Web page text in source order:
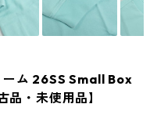
ーム 26SS Small Box
・未使用品】